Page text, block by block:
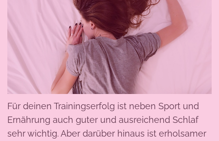
Für deinen Trainingserfolg ist neben Sport und
Ernährung auch guter und ausreichend Schlaf
sehr wichtig. Aber darüber hinaus ist erholsamer